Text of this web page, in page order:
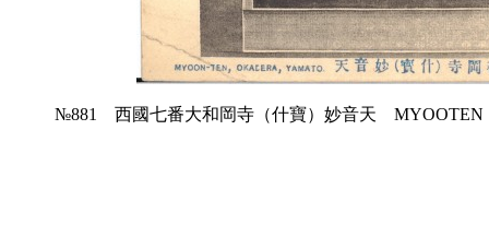
№881 西國七番大和岡寺（什寶）妙音天 MYOOTEN